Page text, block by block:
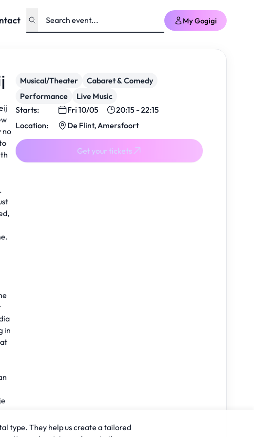
My Gogigi
no
in
Musical/Theater
Cabaret & Comedy
Performance
Live Music
Starts:
Fri 10/05
20:15 - 22:15
Location:
De Flint, Amersfoort
Get your tickets
type. They help us create a tailored